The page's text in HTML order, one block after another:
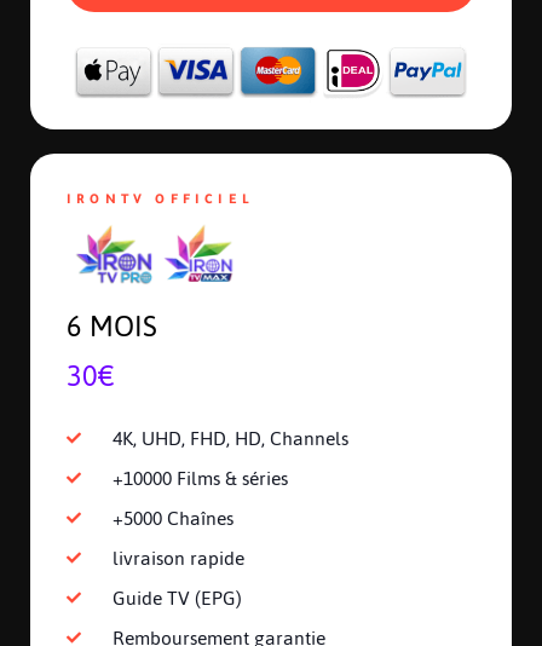
IRONTV OFFICIEL
6 MOIS
30€
4K, UHD, FHD, HD, Channels
+10000 Films & séries
+5000 Chaînes
livraison rapide
Guide TV (EPG)
Remboursement garantie